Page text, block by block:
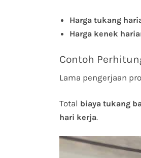
Harga tukang
Harga kenek
Contoh
Lama pengerjaan
Total biaya tukang
hari kerja.